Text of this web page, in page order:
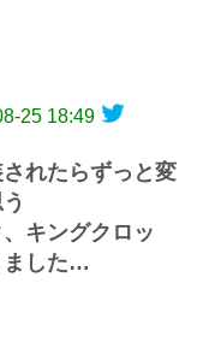
25 18:49
れたらずっと変
キングクロッ
した…